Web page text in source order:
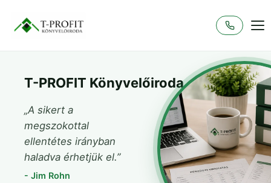
T-PROFIT Könyvelőiroda
„A sikert a
megszokottal
ellentétes irányban
haladva érhetjük el.”
- Jim Rohn